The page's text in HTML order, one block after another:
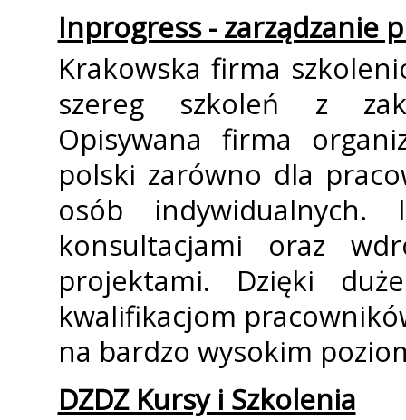
Inprogress - zarządzanie
Krakowska firma
szereg szkoleń z
Opisywana firma
polski zarówno dla
osób
konsultacjami oraz
projektami. Dzięki
kwalifikacjom
na bardzo wysokim
DZDZ Kursy i Szkolenia